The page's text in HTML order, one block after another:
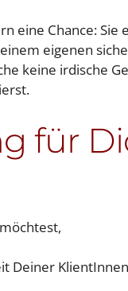
eine Chance:
eigenen
keine irdische
für
Deiner